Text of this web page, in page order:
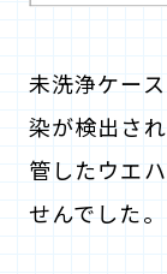
未洗浄ケー
染が検出さ
管したウエ
せんでした。